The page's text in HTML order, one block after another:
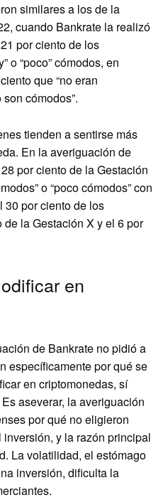
similares a los de la
cuando Bankrate la realizó
por ciento de los
o “poco” cómodos, en
que “no eran
cómodos”.
tienden a sentirse más
En la averiguación de
por ciento de la Gestación
o “poco cómodos” con
30 por ciento de los
la Gestación X y el 6 por
en
de Bankrate no pidió a
específicamente por qué se
en criptomonedas, sí
aseverar, la averiguación
por qué no eligieron
y la razón principal
La volatilidad, el estómago
inversión, dificulta la